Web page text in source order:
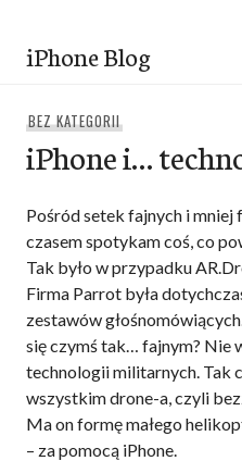
treściiPhone Blog
BEZ KATEGORII
iPhone i…
Pośród setek fajnych i mniej
czasem spotykam coś, co
Tak było w przypadku
Firma Parrot była
zestawów
się czymś tak… fajnym? Nie
technologii militarnych. Tak
wszystkim drone-a, czyli
Ma on formę małego
– za pomocą iPhone.